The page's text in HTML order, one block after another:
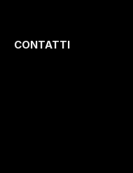
CONTATTI